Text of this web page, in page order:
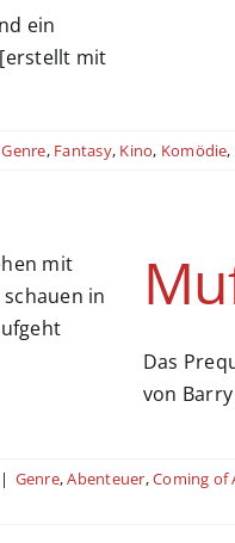
Genre, Fantasy, Kino, Komödie,
Das
von Barry
| Genre,Abenteuer,Coming of